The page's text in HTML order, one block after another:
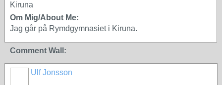
Kiruna
Om Mig/About Me:
Jag går på Rymdgymnasiet i Kiruna.
Comment Wall:
Ulf Jonsson